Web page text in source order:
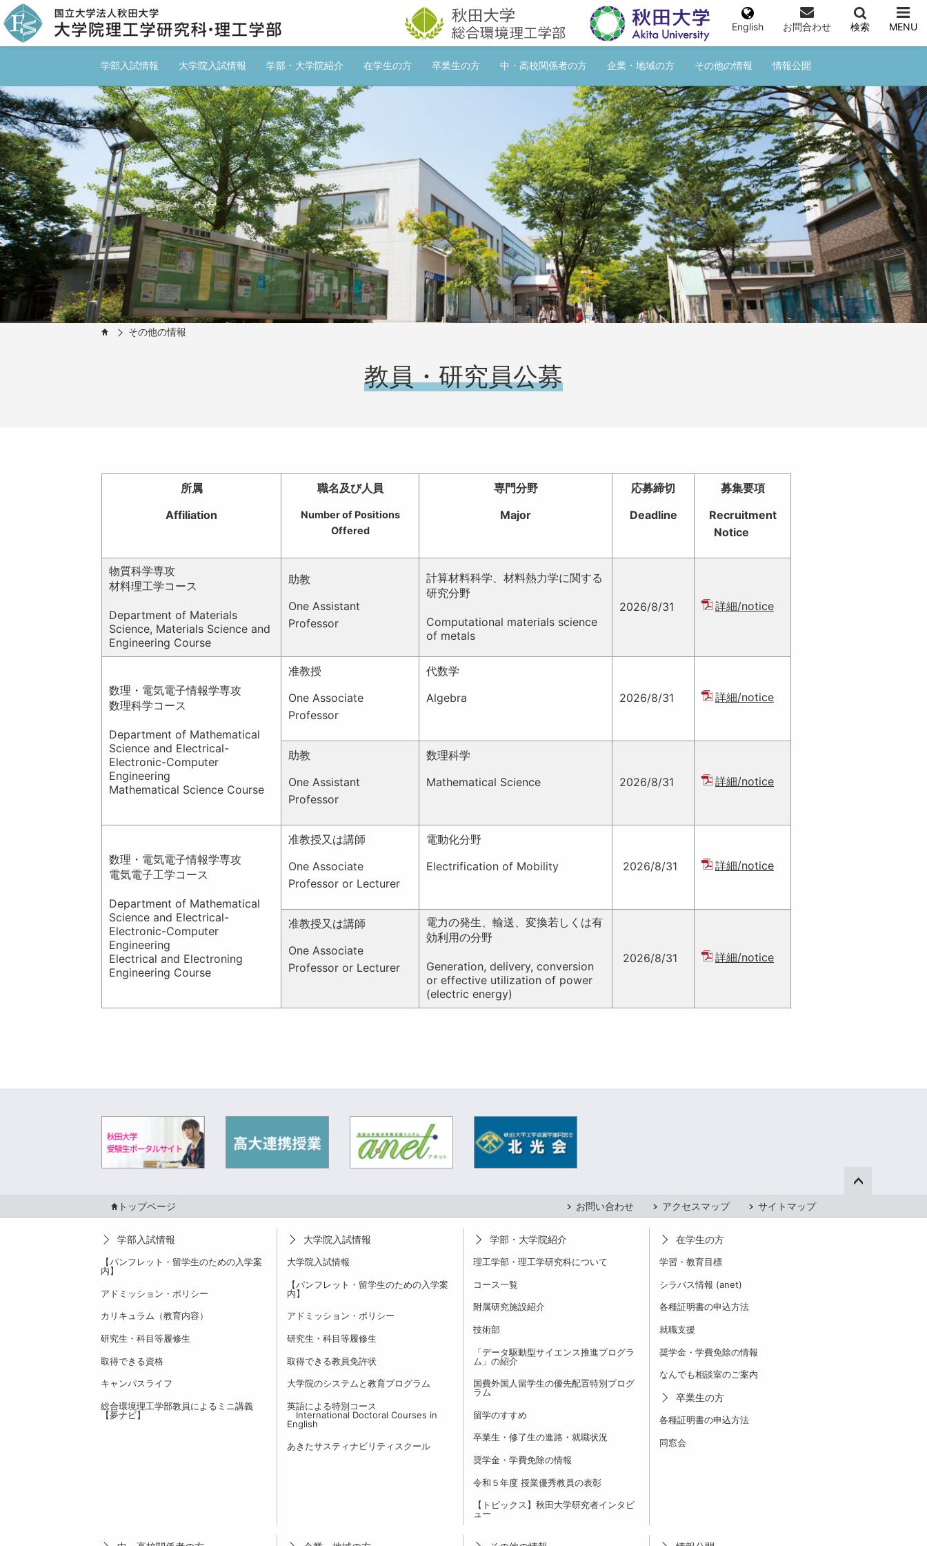
English お問合わせ 検索 MENU
学部入試情報 大学院入試情報 学部・大学院紹介 在学生の方 卒業生の方 中・高校関係者の方 企業・地域の方 その他の情報 情報公開
HOMEその他の情報
教員・研究員公募
所属
Affiliation
職名及び人員
Number of Positions
Offered
専門分野
Major
応募締切
Deadline
募集要項
Recruitment
Notice
物質科学専攻
材料理工学コース
Department of Materials
Science, Materials Science and
Engineering Course
助教
One Assistant
Professor
計算材料科学、材料熱力学に関する
研究分野
Computational materials science
of metals
2026/8/31 詳細/notice
数理・電気電子情報学専攻
数理科学コース
Department of Mathematical
Science and Electrical-
Electronic-Computer
Engineering
Mathematical Science Course
准教授
One Associate
Professor
代数学
Algebra
2026/8/31 詳細/notice
助教
One Assistant
Professor
数理科学
Mathematical Science
2026/8/31 詳細/notice
数理・電気電子情報学専攻
電気電子工学コース
Department of Mathematical
Science and Electrical-
Electronic-Computer
Engineering
Electrical and Electroning
Engineering Course
准教授又は講師
One Associate
Professor or Lecturer
電動化分野
Electrification of Mobility
2026/8/31 詳細/notice
准教授又は講師
One Associate
Professor or Lecturer
電力の発生、輸送、変換若しくは有
効利用の分野
Generation, delivery, conversion
or effective utilization of power
(electric energy)
2026/8/31 詳細/notice
ページ上部
トップページ サイトマップ
アクセスマップ
お問い合わせ
学部入試情報
【パンフレット・留学生のための入学案
内】
アドミッション・ポリシー
カリキュラム（教育内容）
研究生・科目等履修生
取得できる資格
キャンパスライフ
総合環境理工学部教員によるミニ講義
【夢ナビ】
大学院入試情報
大学院入試情報
【パンフレット・留学生のための入学案
内】
アドミッション・ポリシー
研究生・科目等履修生
取得できる教員免許状
大学院のシステムと教育プログラム
英語による特別コース
International Doctoral Courses in
English
あきたサスティナビリティスクール
学部・大学院紹介
理工学部・理工学研究科について
コース一覧
附属研究施設紹介
技術部
「データ駆動型サイエンス推進プログラ
ム」の紹介
国費外国人留学生の優先配置特別プログ
ラム
留学のすすめ
卒業生・修了生の進路・就職状況
奨学金・学費免除の情報
令和５年度 授業優秀教員の表彰
【トピックス】秋田大学研究者インタビ
ュー
在学生の方
学習・教育目標
シラバス情報 (anet)
各種証明書の申込方法
就職支援
奨学金・学費免除の情報
なんでも相談室のご案内
卒業生の方
各種証明書の申込方法
同窓会